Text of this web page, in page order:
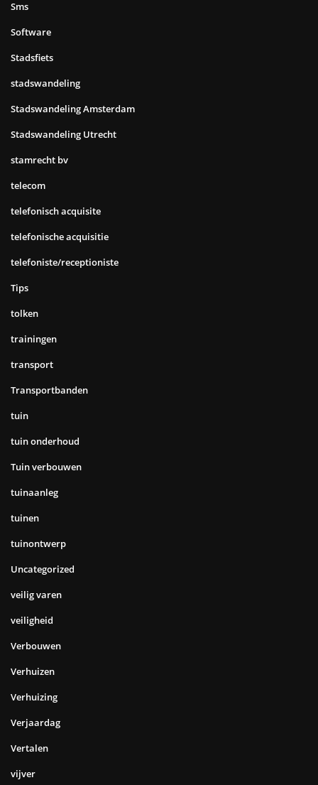
Sms
Software
Stadsfiets
stadswandeling
Stadswandeling Amsterdam
Stadswandeling Utrecht
stamrecht bv
telecom
telefonisch acquisite
telefonische acquisitie
telefoniste/receptioniste
Tips
tolken
trainingen
transport
Transportbanden
tuin
tuin onderhoud
Tuin verbouwen
tuinaanleg
tuinen
tuinontwerp
Uncategorized
veilig varen
veiligheid
Verbouwen
Verhuizen
Verhuizing
Verjaardag
Vertalen
vijver